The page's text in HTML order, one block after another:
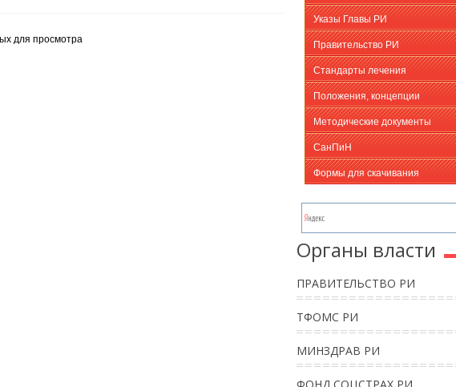
для просмотра
Указы Главы РИ
Правительство РИ
Стандарты лечения
Положения, концепции
Методические документы
СанПиН
Формы для скачивания
Органы власти
ПРАВИТЕЛЬСТВО РИ
ТФОМС РИ
МИНЗДРАВ РИ